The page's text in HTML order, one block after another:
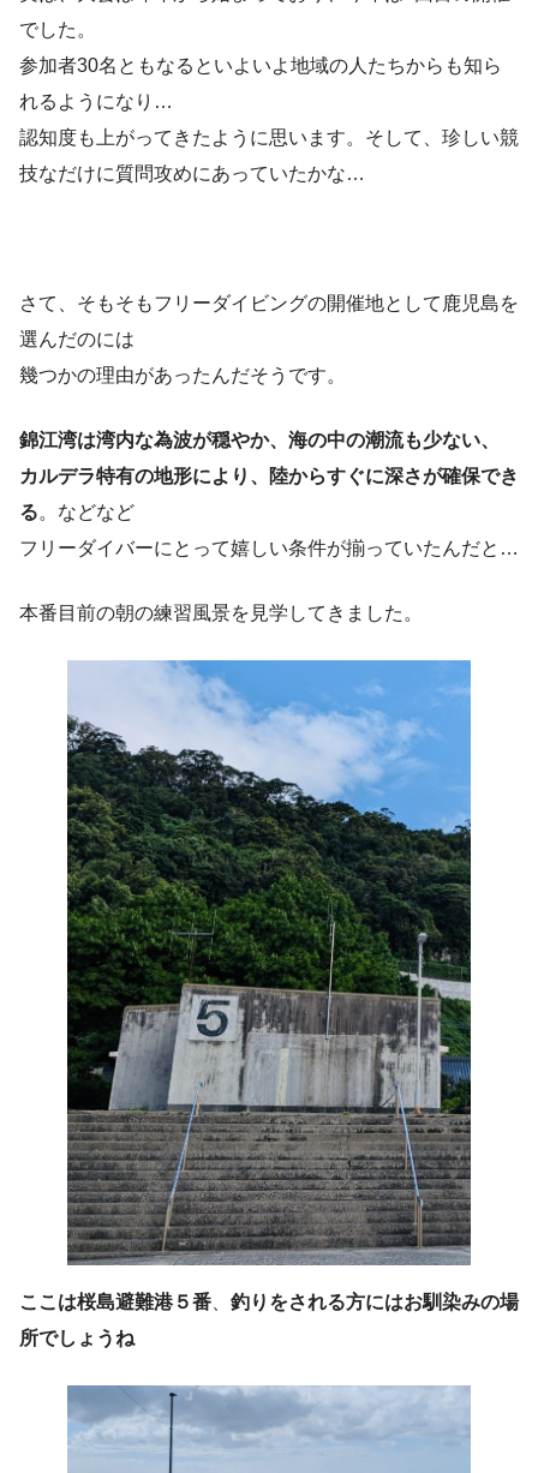
でした。
参加者30名ともなるといよいよ地域の人たちからも知ら
れるようになり…
認知度も上がってきたように思います。そして、珍しい競
技なだけに質問攻めにあっていたかな…
さて、そもそもフリーダイビングの開催地として鹿児島を
選んだのには
幾つかの理由があったんだそうです。
錦江湾は湾内な為波が穏やか、海の中の潮流も少ない、
カルデラ特有の地形により、陸からすぐに深さが確保でき
る。などなど
フリーダイバーにとって嬉しい条件が揃っていたんだと…
本番目前の朝の練習風景を見学してきました。
ここは桜島避難港５番
釣りをされる方にはお馴染みの場
所でしょうね